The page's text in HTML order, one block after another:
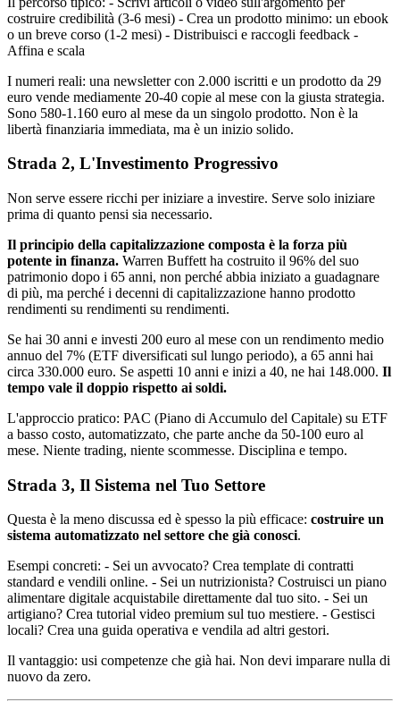
costruire credibilità (3-6 mesi) - Crea un prodotto minimo: un ebook
o un breve corso (1-2 mesi) - Distribuisci e raccogli feedback -
Affina e scala
I numeri reali: una newsletter con 2.000 iscritti e un prodotto da 29
euro vende mediamente 20-40 copie al mese con la giusta strategia.
Sono 580-1.160 euro al mese da un singolo prodotto. Non è la
libertà finanziaria immediata, ma è un inizio solido.
Strada 2, L'Investimento Progressivo
Non serve essere ricchi per iniziare a investire. Serve solo iniziare
prima di quanto pensi sia necessario.
Il principio della capitalizzazione composta è la forza più
potente in finanza. Warren Buffett ha costruito il 96% del suo
patrimonio dopo i 65 anni, non perché abbia iniziato a guadagnare
di più, ma perché i decenni di capitalizzazione hanno prodotto
rendimenti su rendimenti su rendimenti.
Se hai 30 anni e investi 200 euro al mese con un rendimento medio
annuo del 7% (ETF diversificati sul lungo periodo), a 65 anni hai
circa 330.000 euro. Se aspetti 10 anni e inizi a 40, ne hai 148.000. Il
tempo vale il doppio rispetto ai soldi.
L'approccio pratico: PAC (Piano di Accumulo del Capitale) su ETF
a basso costo, automatizzato, che parte anche da 50-100 euro al
mese. Niente trading, niente scommesse. Disciplina e tempo.
Strada 3, Il Sistema nel Tuo Settore
Questa è la meno discussa ed è spesso la più efficace: costruire un
sistema automatizzato nel settore che già conosci.
Esempi concreti: - Sei un avvocato? Crea template di contratti
standard e vendili online. - Sei un nutrizionista? Costruisci un piano
alimentare digitale acquistabile direttamente dal tuo sito. - Sei un
artigiano? Crea tutorial video premium sul tuo mestiere. - Gestisci
locali? Crea una guida operativa e vendila ad altri gestori.
Il vantaggio: usi competenze che già hai. Non devi imparare nulla di
nuovo da zero.